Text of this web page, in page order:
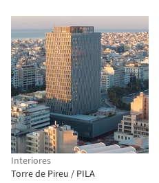
Interiores
Torre de Pireu / PILA